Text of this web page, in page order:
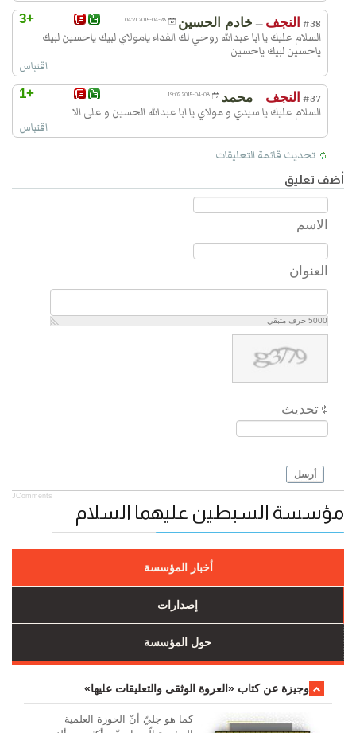
+3 #38 النجف — خادم الحسين 2015-04-28 04:21
السلام عليك يا ابا عبدالله روحي لك الفداء يامولاي لبيك ياحسين لبيك
ياحسين لبيك ياحسين
اقتباس
+1 #37 النجف — محمد 2015-04-08 19:02
السلام عليك يا سيدي و موﻻي يا ابا عبدالله الحسين و على الا
اقتباس
تحديث قائمة التعليقات
أضف تعليق
الاسم
العنوان
5000 حرف متبقي
تحديث
أرسل
JComments
مؤسسة السبطين عليهما السلام
أخبار المؤسسة
إصدارات
حول المؤسسة
وجیزة عن کتاب «العروة الوثقی والتعلیقات علیها»
کما هو جليّ أنّ الحوزة العلمیة